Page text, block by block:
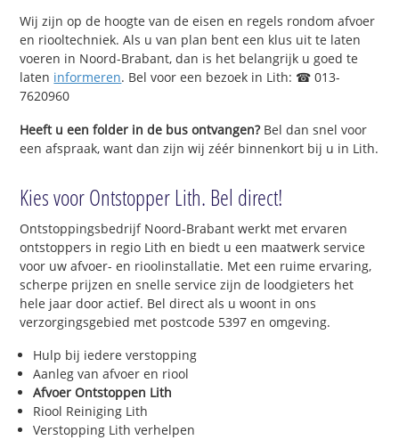
Wij zijn op de hoogte van de eisen en regels rondom afvoer
en riooltechniek. Als u van plan bent een klus uit te laten
voeren in Noord-Brabant, dan is het belangrijk u goed te
laten informeren. Bel voor een bezoek in Lith: ☎ 013-
7620960
Heeft u een folder in de bus ontvangen?Bel dan snel voor
een afspraak, want dan zijn wij zéér binnenkort bij u in Lith.
Kies voor Ontstopper Lith. Bel direct!
Ontstoppingsbedrijf Noord-Brabant werkt met ervaren
ontstoppers in regio Lith en biedt u een maatwerk service
voor uw afvoer- en rioolinstallatie. Met een ruime ervaring,
scherpe prijzen en snelle service zijn de loodgieters het
hele jaar door actief. Bel direct als u woont in ons
verzorgingsgebied met postcode 5397 en omgeving.
Hulp bij iedere verstopping
Aanleg van afvoer en riool
Afvoer Ontstoppen Lith
Riool Reiniging Lith
Verstopping Lith verhelpen